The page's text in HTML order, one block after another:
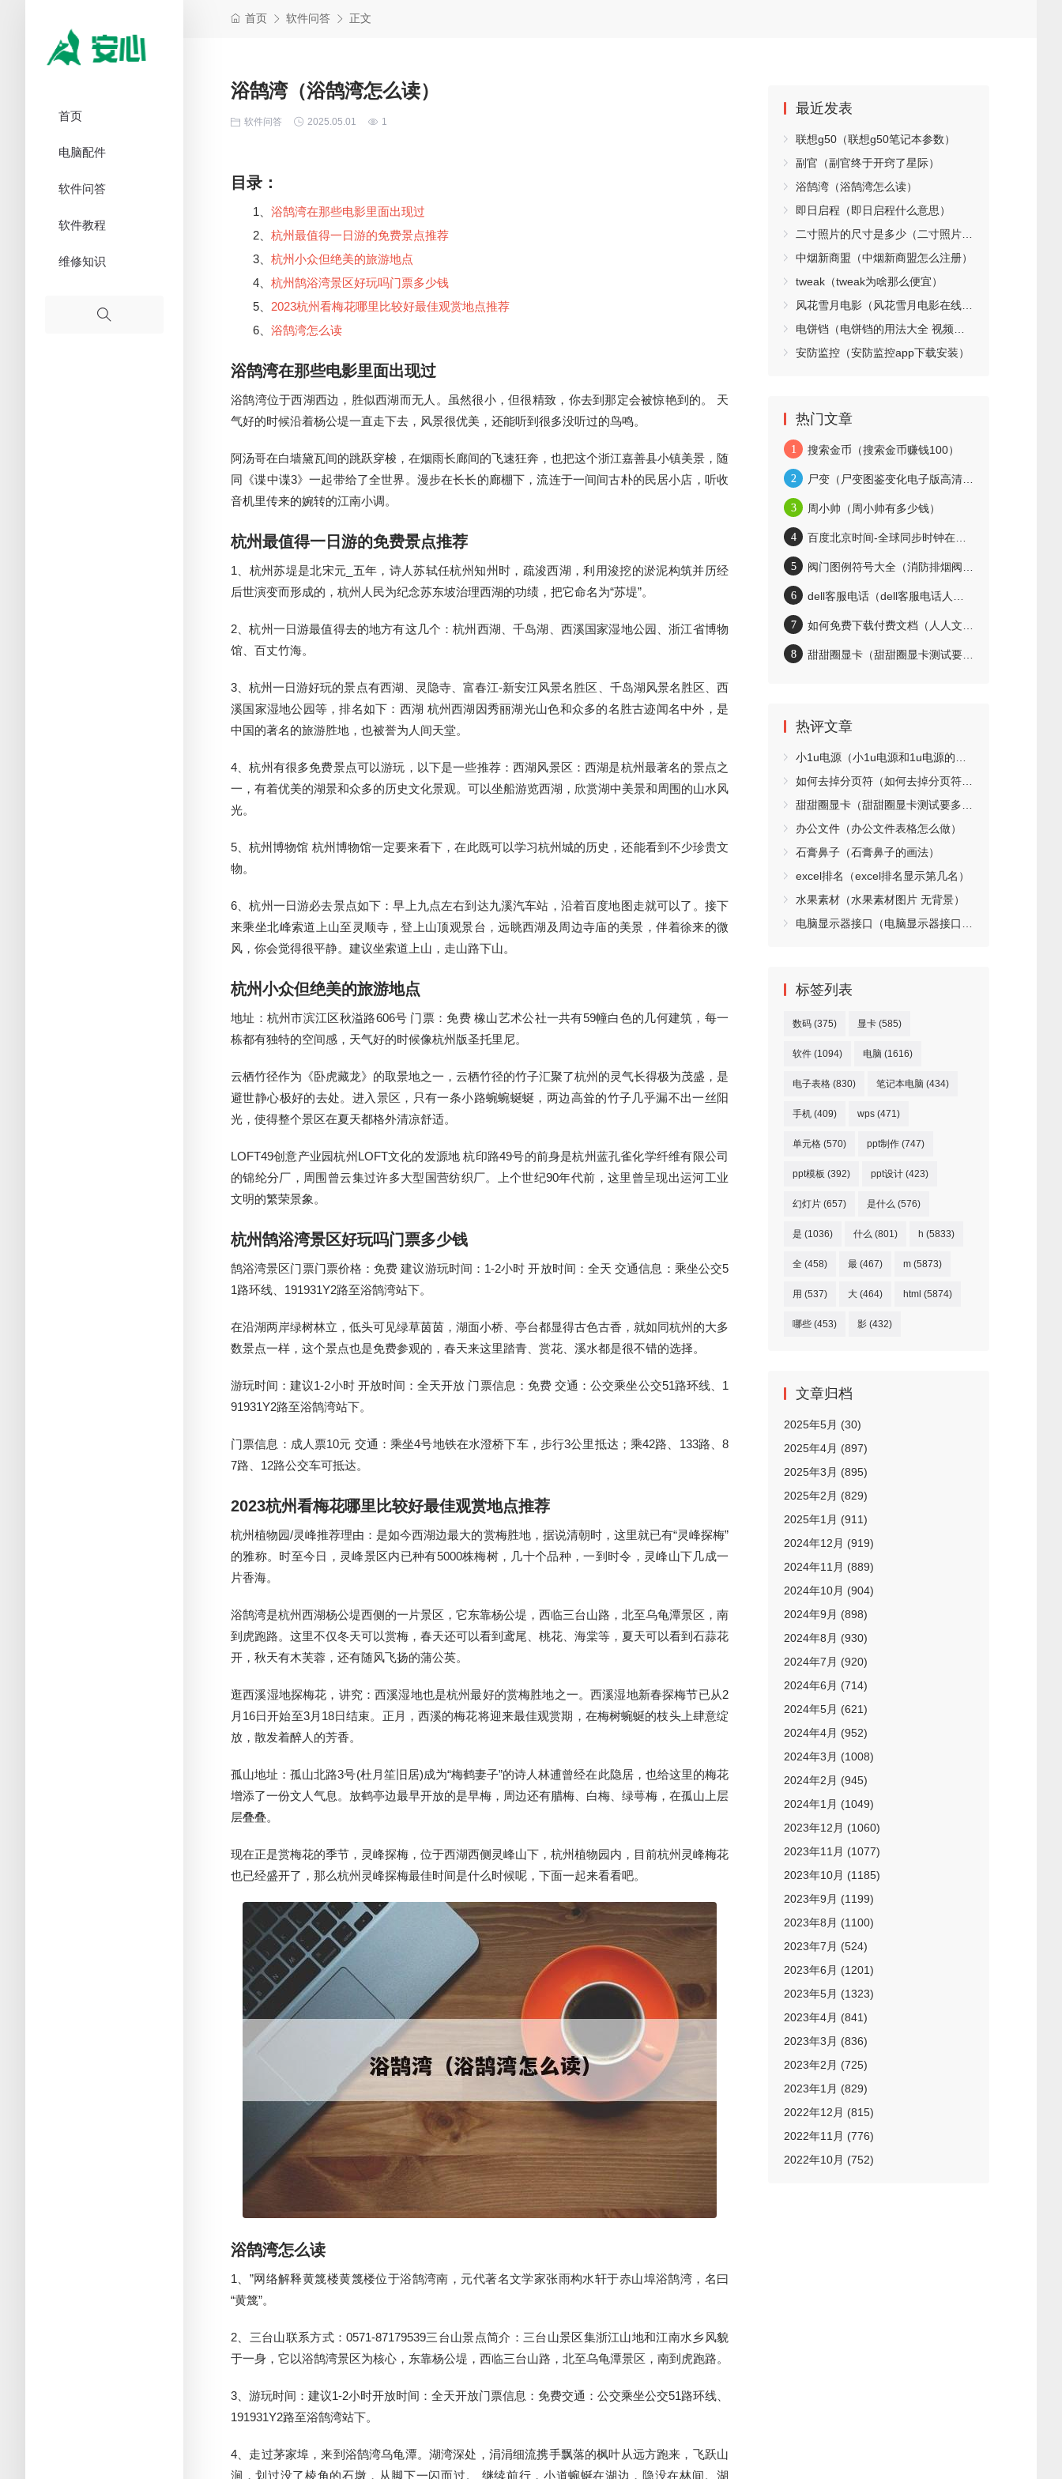
首页
电脑配件
软件问答
软件教程
维修知识
首页 软件问答 正文
浴鹄湾（浴鹄湾怎么读）
软件问答 2025.05.01 1
目录：
1、 浴鹄湾在那些电影里面出现过
2、 杭州最值得一日游的免费景点推荐
3、 杭州小众但绝美的旅游地点
4、 杭州鹄浴湾景区好玩吗门票多少钱
5、 2023杭州看梅花哪里比较好最佳观赏地点推荐
6、 浴鹄湾怎么读
浴鹄湾在那些电影里面出现过
浴鹄湾位于西湖西边，胜似西湖而无人。虽然很小，但很精致，你去到那定会被惊艳到的。 天
气好的时候沿着杨公堤一直走下去，风景很优美，还能听到很多没听过的鸟鸣。
阿汤哥在白墙黛瓦间的跳跃穿梭，在烟雨长廊间的飞速狂奔，也把这个浙江嘉善县小镇美景，随
同《谍中谍3》一起带给了全世界。漫步在长长的廊棚下，流连于一间间古朴的民居小店，听收
音机里传来的婉转的江南小调。
杭州最值得一日游的免费景点推荐
1、杭州苏堤是北宋元_五年，诗人苏轼任杭州知州时，疏浚西湖，利用浚挖的淤泥构筑并历经
后世演变而形成的，杭州人民为纪念苏东坡治理西湖的功绩，把它命名为“苏堤”。
2、杭州一日游最值得去的地方有这几个：杭州西湖、千岛湖、西溪国家湿地公园、浙江省博物
馆、百丈竹海。
3、杭州一日游好玩的景点有西湖、灵隐寺、富春江-新安江风景名胜区、千岛湖风景名胜区、西
溪国家湿地公园等，排名如下：西湖 杭州西湖因秀丽湖光山色和众多的名胜古迹闻名中外，是
中国的著名的旅游胜地，也被誉为人间天堂。
4、杭州有很多免费景点可以游玩，以下是一些推荐：西湖风景区：西湖是杭州最著名的景点之
一，有着优美的湖景和众多的历史文化景观。可以坐船游览西湖，欣赏湖中美景和周围的山水风
光。
5、杭州博物馆 杭州博物馆一定要来看下，在此既可以学习杭州城的历史，还能看到不少珍贵文
物。
6、杭州一日游必去景点如下：早上九点左右到达九溪汽车站，沿着百度地图走就可以了。接下
来乘坐北峰索道上山至灵顺寺，登上山顶观景台，远眺西湖及周边寺庙的美景，伴着徐来的微
风，你会觉得很平静。建议坐索道上山，走山路下山。
杭州小众但绝美的旅游地点
地址：杭州市滨江区秋溢路606号 门票：免费 橡山艺术公社一共有59幢白色的几何建筑，每一
栋都有独特的空间感，天气好的时候像杭州版圣托里尼。
云栖竹径作为《卧虎藏龙》的取景地之一，云栖竹径的竹子汇聚了杭州的灵气长得极为茂盛，是
避世静心极好的去处。进入景区，只有一条小路蜿蜿蜒蜒，两边高耸的竹子几乎漏不出一丝阳
光，使得整个景区在夏天都格外清凉舒适。
LOFT49创意产业园杭州LOFT文化的发源地 杭印路49号的前身是杭州蓝孔雀化学纤维有限公司
的锦纶分厂，周围曾云集过许多大型国营纺织厂。上个世纪90年代前，这里曾呈现出运河工业
文明的繁荣景象。
杭州鹄浴湾景区好玩吗门票多少钱
鹄浴湾景区门票门票价格：免费 建议游玩时间：1-2小时 开放时间：全天 交通信息：乘坐公交5
1路环线、191931Y2路至浴鹄湾站下。
在沿湖两岸绿树林立，低头可见绿草茵茵，湖面小桥、亭台都显得古色古香，就如同杭州的大多
数景点一样，这个景点也是免费参观的，春天来这里踏青、赏花、溪水都是很不错的选择。
游玩时间：建议1-2小时 开放时间：全天开放 门票信息：免费 交通：公交乘坐公交51路环线、1
91931Y2路至浴鹄湾站下。
门票信息：成人票10元 交通：乘坐4号地铁在水澄桥下车，步行3公里抵达；乘42路、133路、8
7路、12路公交车可抵达。
2023杭州看梅花哪里比较好最佳观赏地点推荐
杭州植物园/灵峰推荐理由：是如今西湖边最大的赏梅胜地，据说清朝时，这里就已有“灵峰探梅”
的雅称。时至今日，灵峰景区内已种有5000株梅树，几十个品种，一到时令，灵峰山下几成一
片香海。
浴鹄湾是杭州西湖杨公堤西侧的一片景区，它东靠杨公堤，西临三台山路，北至乌龟潭景区，南
到虎跑路。这里不仅冬天可以赏梅，春天还可以看到鸢尾、桃花、海棠等，夏天可以看到石蒜花
开，秋天有木芙蓉，还有随风飞扬的蒲公英。
逛西溪湿地探梅花，讲究：西溪湿地也是杭州最好的赏梅胜地之一。西溪湿地新春探梅节已从2
月16日开始至3月18日结束。正月，西溪的梅花将迎来最佳观赏期，在梅树蜿蜒的枝头上肆意绽
放，散发着醉人的芳香。
孤山地址：孤山北路3号(杜月笙旧居)成为“梅鹤妻子”的诗人林逋曾经在此隐居，也给这里的梅花
增添了一份文人气息。放鹤亭边最早开放的是早梅，周边还有腊梅、白梅、绿萼梅，在孤山上层
层叠叠。
现在正是赏梅花的季节，灵峰探梅，位于西湖西侧灵峰山下，杭州植物园内，目前杭州灵峰梅花
也已经盛开了，那么杭州灵峰探梅最佳时间是什么时候呢，下面一起来看看吧。
浴鹄湾怎么读
1、”网络解释黄篾楼黄篾楼位于浴鹄湾南，元代著名文学家张雨构水轩于赤山埠浴鹄湾，名曰
“黄篾”。
2、三台山联系方式：0571-87179539三台山景点简介：三台山景区集浙江山地和江南水乡风貌
于一身，它以浴鹄湾景区为核心，东靠杨公堤，西临三台山路，北至乌龟潭景区，南到虎跑路。
3、游玩时间：建议1-2小时开放时间：全天开放门票信息：免费交通：公交乘坐公交51路环线、
191931Y2路至浴鹄湾站下。
4、走过茅家埠，来到浴鹄湾乌龟潭。湖湾深处，涓涓细流携手飘落的枫叶从远方跑来，飞跃山
涧，划过没了棱角的石墩，从脚下一闪而过。 继续前行，小道蜿蜒在湖边，隐没在林间。湖
最近发表
联想g50（联想g50笔记本参数）
副官（副官终于开窍了星际）
浴鹄湾（浴鹄湾怎么读）
即日启程（即日启程什么意思）
二寸照片的尺寸是多少（二寸照片的尺寸是多少英寸）
中烟新商盟（中烟新商盟怎么注册）
tweak（tweak为啥那么便宜）
风花雪月电影（风花雪月电影在线观看）
电饼铛（电饼铛的用法大全 视频教程）
安防监控（安防监控app下载安装）
热门文章
1 搜索金币（搜索金币赚钱100）
2 尸变（尸变图鉴变化电子版高清完整）
3 周小帅（周小帅有多少钱）
4 百度北京时间-全球同步时钟在线查询工具
5 阀门图例符号大全（消防排烟阀门图例符号大全）
6 dell客服电话（dell客服电话人工服务）
7 如何免费下载付费文档（人人文库如何免费下载付费文档）
8 甜甜圈显卡（甜甜圈显卡测试要多久）
热评文章
小1u电源（小1u电源和1u电源的区别）
如何去掉分页符（如何去掉分页符的空白页）
甜甜圈显卡（甜甜圈显卡测试要多久）
办公文件（办公文件表格怎么做）
石膏鼻子（石膏鼻子的画法）
excel排名（excel排名显示第几名）
水果素材（水果素材图片 无背景）
电脑显示器接口（电脑显示器接口哪个好）
标签列表
数码 (375) 显卡 (585)
软件 (1094) 电脑 (1616)
电子表格 (830) 笔记本电脑 (434)
手机 (409) wps (471)
单元格 (570) ppt制作 (747)
ppt模板 (392) ppt设计 (423)
幻灯片 (657) 是什么 (576)
是 (1036) 什么 (801) h (5833)
全 (458) 最 (467) m (5873)
用 (537) 大 (464) html (5874)
哪些 (453) 影 (432)
文章归档
2025年5月 (30)
2025年4月 (897)
2025年3月 (895)
2025年2月 (829)
2025年1月 (911)
2024年12月 (919)
2024年11月 (889)
2024年10月 (904)
2024年9月 (898)
2024年8月 (930)
2024年7月 (920)
2024年6月 (714)
2024年5月 (621)
2024年4月 (952)
2024年3月 (1008)
2024年2月 (945)
2024年1月 (1049)
2023年12月 (1060)
2023年11月 (1077)
2023年10月 (1185)
2023年9月 (1199)
2023年8月 (1100)
2023年7月 (524)
2023年6月 (1201)
2023年5月 (1323)
2023年4月 (841)
2023年3月 (836)
2023年2月 (725)
2023年1月 (829)
2022年12月 (815)
2022年11月 (776)
2022年10月 (752)